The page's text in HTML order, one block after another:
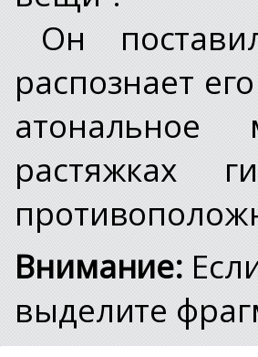
Он
распознает
растяжках
Внимание:
выделите